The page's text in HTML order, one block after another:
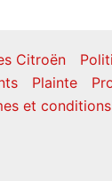
Citroën
Plainte
et conditions